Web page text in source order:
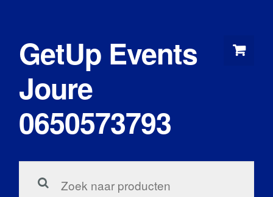
content
GetUp Events
Joure
0650573793
voor: